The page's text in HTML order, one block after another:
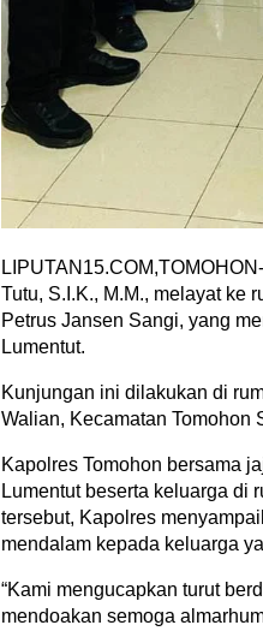
Tutu, S.I.K., M.M., melayat ke
Petrus Jansen Sangi, yang
Lumentut.
Kunjungan ini dilakukan di
Walian, Kecamatan Tomohon
Kapolres Tomohon bersama
Lumentut beserta keluarga di
tersebut, Kapolres
mendalam kepada keluarga
“Kami mengucapkan turut
mendoakan semoga